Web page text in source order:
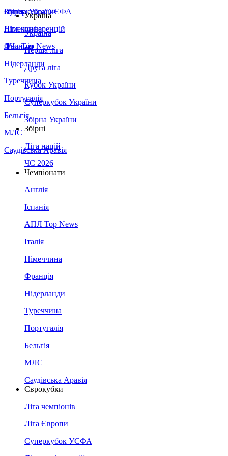
Збірна України
Італія
Німеччина
Франція
Нідерланди
Туреччина
Португалія
Бельгія
МЛС
Саудівська Аравія
Суперкубок УЄФА
Ліга конференцій
ЛЧ - Top News
Україна
Україна
Перша ліга
Друга ліга
Кубок України
Суперкубок України
Збірна України
Збірні
Ліга націй
ЧС 2026
Чемпіонати
Англія
Іспанія
АПЛ Top News
Італія
Німеччина
Франція
Нідерланди
Туреччина
Португалія
Бельгія
МЛС
Саудівська Аравія
Єврокубки
Ліга чемпіонів
Ліга Європи
Суперкубок УЄФА